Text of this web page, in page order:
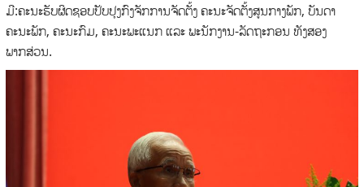
ມີ:ຄະນະຮັບຜິດຊອບປັບປຸງກົງຈັກການຈັດຕັ້ງ ຄະນະຈັດຕັ້ງສູນກາງພັກ, ບັນດາ
ຄະນະພັກ, ຄະນະກົມ, ຄະນະພະແນກ ແລະ ພະນັກງານ-ລັດຖະກອນ ທັງສອງ
ພາກສ່ວນ.